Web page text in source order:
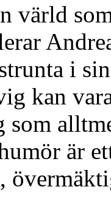
värld
i
kan
som
är